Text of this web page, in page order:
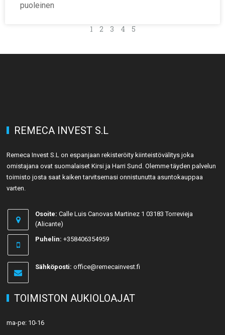
puoleinen
1 2 3 4 5
REMECA INVEST S.L
Remeca Invest S.L on espanjaan rekisteröity kiinteistövälitys joka
omistajana ovat suomalaiset Kirsi ja Harri Sund. Olemme täyden palvelun
toimisto josta saat kaiken tarvitsemasi onnistunutta asuntokauppaa
varten.
Osoite: Calle Luis Canovas Martinez 1 03183 Torrevieja
(Alicante)
Puhelin: +358406354959
Sähköposti: office@remecainvest.fi
TOIMISTON AUKIOLOAJAT
ma-pe: 10-16